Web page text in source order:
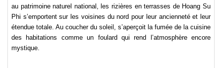
au patrimoine naturel national, les rizières en terrasses de Hoang Su
Phi s’emportent sur les voisines du nord pour leur ancienneté et leur
étendue totale. Au coucher du soleil, s’aperçoit la fumée de la cuisine
des habitations comme un foulard qui rend l’atmosphère encore
mystique.